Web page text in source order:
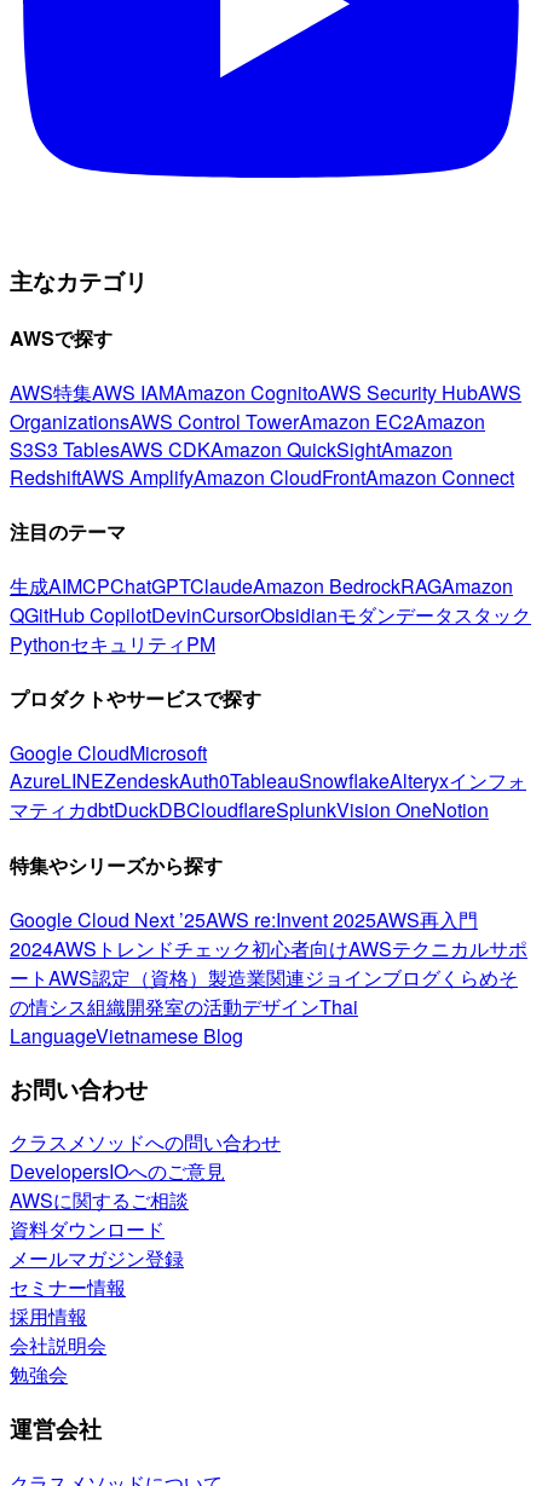
主なカテゴリ
AWSで探す
AWS特集AWS IAMAmazon CognitoAWS Security HubAWS
OrganizationsAWS Control TowerAmazon EC2Amazon
S3S3 TablesAWS CDKAmazon QuickSightAmazon
RedshiftAWS AmplifyAmazon CloudFrontAmazon Connect
注目のテーマ
生成AIMCPChatGPTClaudeAmazon BedrockRAGAmazon
QGitHub CopilotDevinCursorObsidianモダンデータスタック
PythonセキュリティPM
プロダクトやサービスで探す
Google CloudMicrosoft
AzureLINEZendeskAuth0TableauSnowflakeAlteryxインフォ
マティカdbtDuckDBCloudflareSplunkVision OneNotion
特集やシリーズから探す
Google Cloud Next ’25AWS re:Invent 2025AWS再入門
2024AWSトレンドチェック初心者向けAWSテクニカルサポ
ートAWS認定（資格） 製造業関連ジョインブログくらめそ
の情シス組織開発室の活動デザインThai
LanguageVietnamese Blog
お問い合わせ
クラスメソッドへの問い合わせ
DevelopersIOへのご意見
AWSに関するご相談
資料ダウンロード
メールマガジン登録
セミナー情報
採用情報
会社説明会
勉強会
運営会社